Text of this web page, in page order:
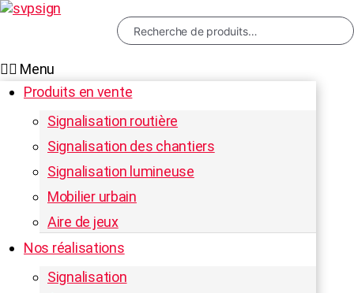
Menu
Produits en vente
Signalisation routière
Signalisation des chantiers
Signalisation lumineuse
Mobilier urbain
Aire de jeux
Nos réalisations
Signalisation